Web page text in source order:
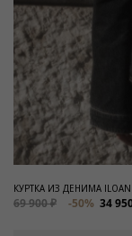
КУРТКА ИЗ ДЕНИМА ILOAN
69 900 ₽ -50% 34